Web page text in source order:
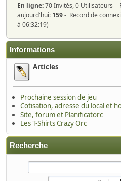
Informations
Articles
Prochaine session de jeu
Cotisation, adresse du local et
Site, forum et Planificatorc
Les T-Shirts Crazy Orc
Recherche
En ligne:70 Invités, 0 Utilisateurs -
aujourd'hui: 159- Record de
à 06:32:19)